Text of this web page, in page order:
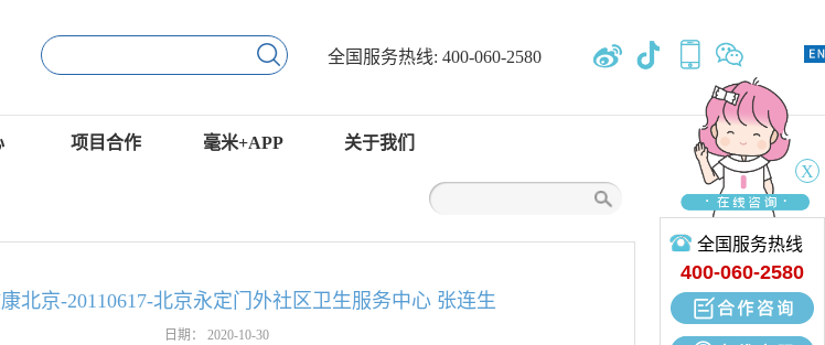
全国服务热线: 400-060-2580
项目合作 毫米+APP 关于我们
专业开发、设计、定制、生产
北京-20110617-北京永定门外社区卫生服务中心 张连生
日期： 2020-10-30
X
全国服务热线
400-060-2580